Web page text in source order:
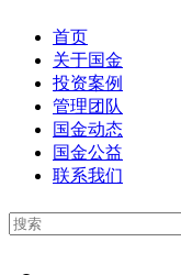
首页
关于国金
投资案例
管理团队
国金动态
国金公益
联系我们